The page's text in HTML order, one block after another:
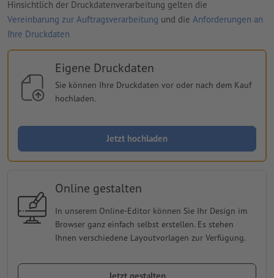
Hinsichtlich der Druckdatenverarbeitung gelten die
Vereinbarung zur Auftragsverarbeitung und die Anforderungen an
Ihre Druckdaten
Eigene Druckdaten
Sie können Ihre Druckdaten vor oder nach dem Kauf
hochladen.
Jetzt hochladen
Online gestalten
In unserem Online-Editor können Sie Ihr Design im
Browser ganz einfach selbst erstellen. Es stehen
Ihnen verschiedene Layoutvorlagen zur Verfügung.